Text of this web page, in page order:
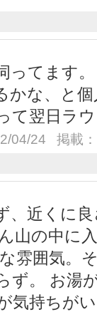
ってます
かな、と
て翌日ラ
04/24 掲載
、近くに
山の中に
雰囲気。
ず。 お湯
気持ちが